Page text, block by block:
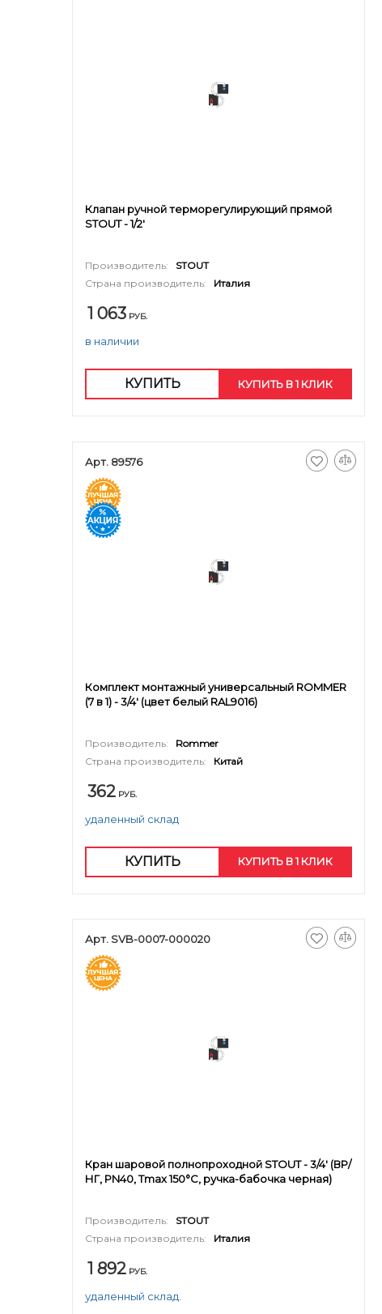
Клапан ручной терморегулирующий прямой
STOUT - 1/2'
Производитель:
STOUT
Страна производитель:
Италия
1 063 РУБ.
в наличии
КУПИТЬ КУПИТЬ В 1 КЛИК
Арт. 89576
Комплект монтажный универсальный ROMMER
(7 в 1) - 3/4' (цвет белый RAL9016)
Производитель:
Rommer
Страна производитель:
Китай
362 РУБ.
удаленный склад
КУПИТЬ КУПИТЬ В 1 КЛИК
Арт. SVB-0007-000020
Кран шаровой полнопроходной STOUT - 3/4' (ВР/
НГ, PN40, Tmax 150°С, ручка-бабочка черная)
Производитель:
STOUT
Страна производитель:
Италия
1 892 РУБ.
удаленный склад.